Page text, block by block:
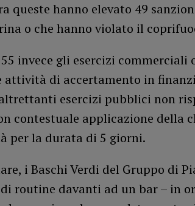
queste hanno elevato 49
o che hanno violato il
invece gli esercizi commerciali
attività di accertamento in
esercizi pubblici non
contestuale applicazione della
per la durata di 5 giorni.
i Baschi Verdi del Gruppo di
routine davanti ad un bar – in